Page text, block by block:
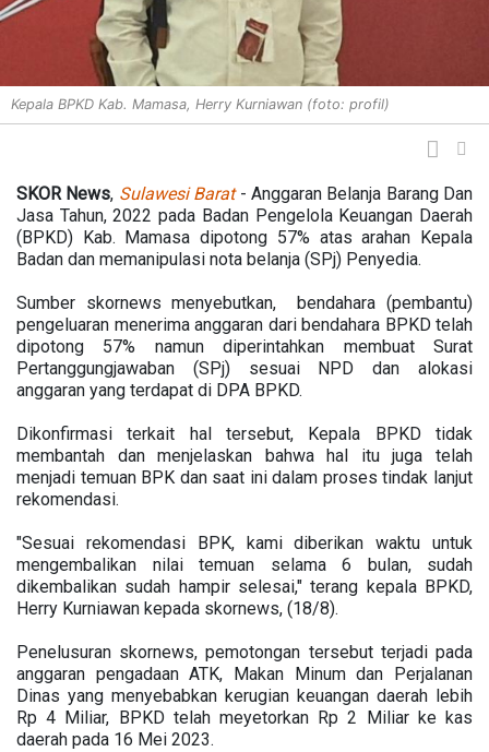
Kepala BPKD Kab. Mamasa, Herry Kurniawan (foto: profil)
SKOR News, Sulawesi Barat- Anggaran Belanja Barang Dan
Jasa Tahun, 2022 pada Badan Pengelola Keuangan Daerah
(BPKD) Kab. Mamasa dipotong 57% atas arahan Kepala
Badan dan memanipulasi nota belanja (SPj) Penyedia.
Sumber skornews menyebutkan, bendahara (pembantu)
pengeluaran menerima anggaran dari bendahara BPKD telah
dipotong 57% namun diperintahkan membuat Surat
Pertanggungjawaban (SPj) sesuai NPD dan alokasi
anggaran yang terdapat di DPA BPKD.
Dikonfirmasi terkait hal tersebut, Kepala BPKD tidak
membantah dan menjelaskan bahwa hal itu juga telah
menjadi temuan BPK dan saat ini dalam proses tindak lanjut
rekomendasi.
"Sesuai rekomendasi BPK, kami diberikan waktu untuk
mengembalikan nilai temuan selama 6 bulan, sudah
dikembalikan sudah hampir selesai," terang kepala BPKD,
Herry Kurniawan kepada skornews, (18/8).
Penelusuran skornews, pemotongan tersebut terjadi pada
anggaran pengadaan ATK, Makan Minum dan Perjalanan
Dinas yang menyebabkan kerugian keuangan daerah lebih
Rp 4 Miliar, BPKD telah meyetorkan Rp 2 Miliar ke kas
daerah pada 16 Mei 2023.